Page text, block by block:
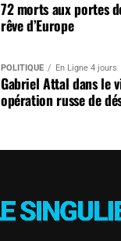
72 morts aux portes
rêve d’Europe
POLITIQUE En Ligne 4 jours
Gabriel Attal dans le
opération russe de